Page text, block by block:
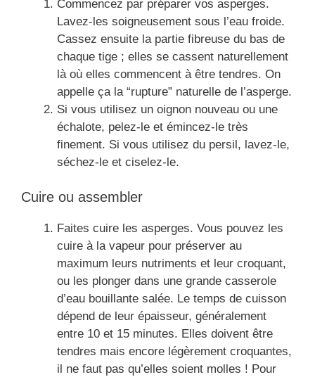
Commencez par préparer vos asperges.
Lavez-les soigneusement sous l’eau froide.
Cassez ensuite la partie fibreuse du bas de
chaque tige ; elles se cassent naturellement
là où elles commencent à être tendres. On
appelle ça la “rupture” naturelle de l’asperge.
Si vous utilisez un oignon nouveau ou une
échalote, pelez-le et émincez-le très
finement. Si vous utilisez du persil, lavez-le,
séchez-le et ciselez-le.
Cuire ou assembler
Faites cuire les asperges. Vous pouvez les
cuire à la vapeur pour préserver au
maximum leurs nutriments et leur croquant,
ou les plonger dans une grande casserole
d’eau bouillante salée. Le temps de cuisson
dépend de leur épaisseur, généralement
entre 10 et 15 minutes. Elles doivent être
tendres mais encore légèrement croquantes,
il ne faut pas qu’elles soient molles ! Pour